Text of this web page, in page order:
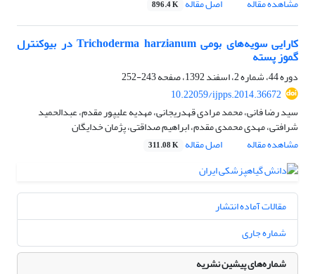
مشاهده مقاله
اصل مقاله 896.4 K
کارایی سویه‌های بومی Trichoderma harzianum در بیوکنترل
گموز پسته
دوره 44، شماره 2، اسفند 1392، صفحه
243-252
10.22059/ijpps.2014.36672
سید رضا فانی، محمد مرادی قهدریجانی، مهدیه علیپور مقدم، عبدالحمید
شرافتی، مهدی محمدی مقدم، ابراهیم صداقتی، پژمان خدایگان
مشاهده مقاله
اصل مقاله 311.08 K
مقالات آماده انتشار
شماره جاری
شماره‌های پیشین نشریه